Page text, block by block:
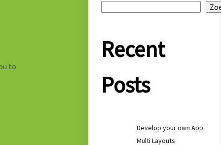
to
Recent
Posts
Develop your own App
Multi Layouts